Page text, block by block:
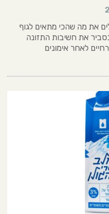
את מה שהכי מתאים לגוף
את חשיבות התזונה
לאחר אימונים